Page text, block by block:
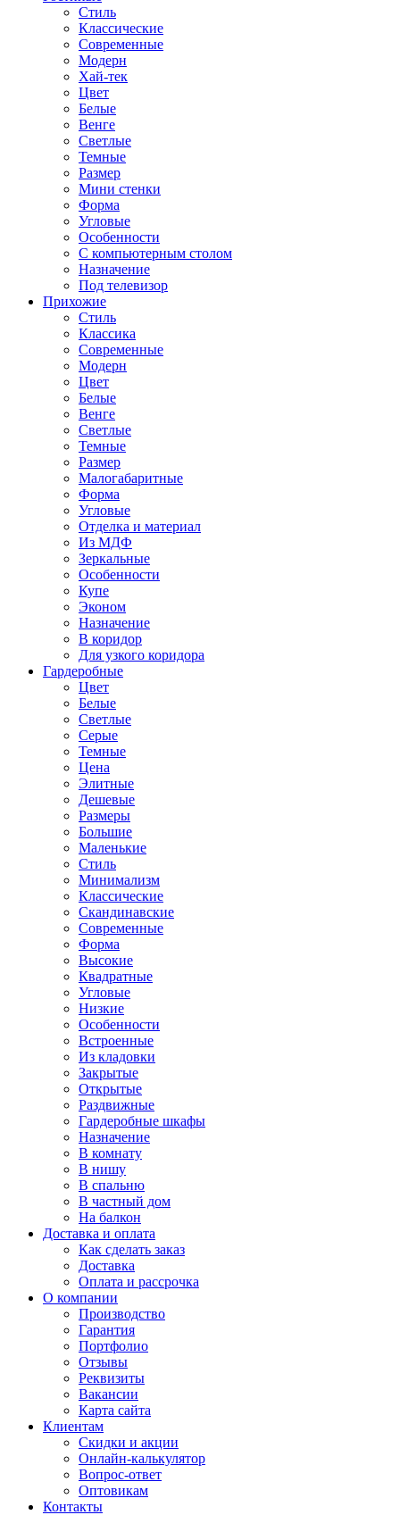
Стиль
Классические
Современные
Модерн
Хай-тек
Цвет
Белые
Венге
Светлые
Темные
Размер
Мини стенки
Форма
Угловые
Особенности
С компьютерным столом
Назначение
Под телевизор
Прихожие
Стиль
Классика
Современные
Модерн
Цвет
Белые
Венге
Светлые
Темные
Размер
Малогабаритные
Форма
Угловые
Отделка и материал
Из МДФ
Зеркальные
Особенности
Купе
Эконом
Назначение
В коридор
Для узкого коридора
Гардеробные
Цвет
Белые
Светлые
Серые
Темные
Цена
Элитные
Дешевые
Размеры
Большие
Маленькие
Стиль
Минимализм
Классические
Скандинавские
Современные
Форма
Высокие
Квадратные
Угловые
Низкие
Особенности
Встроенные
Из кладовки
Закрытые
Открытые
Раздвижные
Гардеробные шкафы
Назначение
В комнату
В нишу
В спальню
В частный дом
На балкон
Доставка и оплата
Как сделать заказ
Доставка
Оплата и рассрочка
О компании
Производство
Гарантия
Портфолио
Отзывы
Реквизиты
Вакансии
Карта сайта
Клиентам
Скидки и акции
Онлайн-калькулятор
Вопрос-ответ
Оптовикам
Контакты